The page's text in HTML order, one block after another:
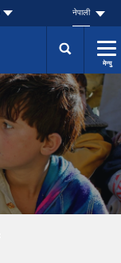
नेपाली
मेन्यु